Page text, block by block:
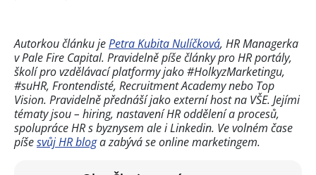
Autorkou článku jePetra Kubita Nulíčková, HR Managerka
v Pale Fire Capital. Pravidelně píše články pro HR portály,
školí pro vzdělávací platformy jako #HolkyzMarketingu,
#suHR, Frontendisté, Recruitment Academy nebo Top
Vision. Pravidelně přednáší jako externí host na VŠE. Jejími
tématy jsou – hiring, nastavení HR oddělení a procesů,
spolupráce HR s byznysem ale i Linkedin. Ve volném čase
píšesvůj HR bloga zabývá se online marketingem.